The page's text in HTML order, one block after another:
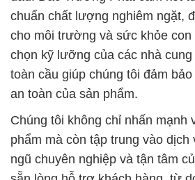
chuẩn chất lượng nghiêm ngặt,
cho môi trường và sức khỏe
chọn kỹ lưỡng của các nhà
toàn cầu giúp chúng tôi đảm
an toàn của sản phẩm.
Chúng tôi không chỉ nhấn mạnh
phẩm mà còn tập trung vào
ngũ chuyên nghiệp và tận tâm